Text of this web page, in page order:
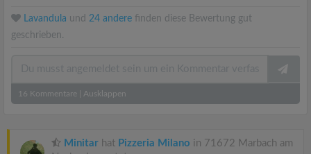
Lavandula und 24 andere finden diese Bewertung gut
geschrieben.
16 Kommentare Ausklappen
Minitar hat Pizzeria Milano in 71672 Marbach am